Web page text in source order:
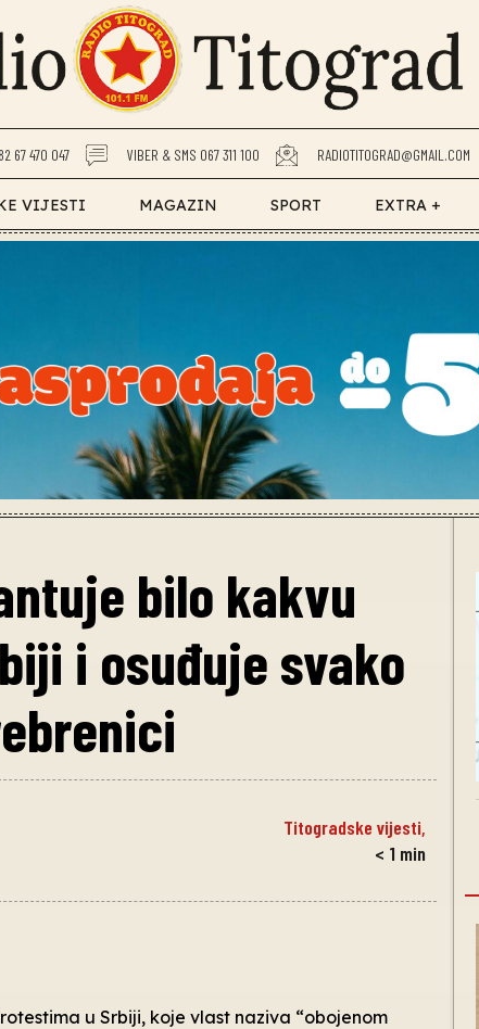
67 470 047 VIBER & SMS 067 311 100 RADIOTITOGRAD@GMAIL.COM
VIJESTI MAGAZIN SPORT EXTRA +
bilo kakvu
i osuđuje svako
Titogradske vijesti,
< 1 min
u Srbiji, koje vlast naziva “obojenom